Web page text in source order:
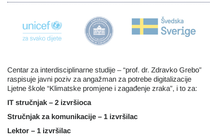
Centar za interdisciplinarne studije – “prof. dr. Zdravko Grebo”
raspisuje javni poziv za angažman za potrebe digitalizacije
Ljetne škole “Klimatske promjene i zagađenje zraka”, i to za:
IT stručnjak – 2 izvršioca
Stručnjak za komunikacije – 1 izvršilac
Lektor – 1 izvršilac